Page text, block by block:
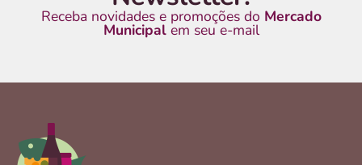
Receba novidades e promoções do Mercado
Municipalem seu e-mail